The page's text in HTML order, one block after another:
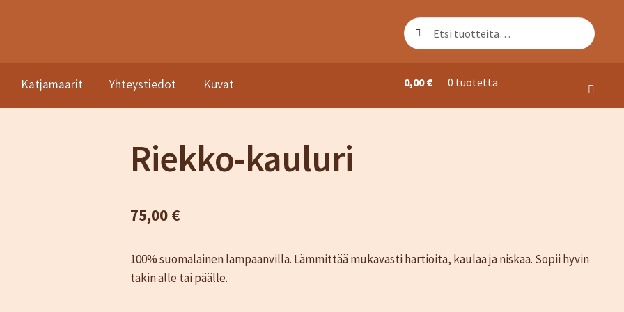
Etsi:
Haku
Katjamaarit Yhteystiedot Kuvat
KassaKatjamaaritNaisten vaatteetNeuleetOma tiliOstoskori
0,00€ 0 tuotetta
Riekko-kauluri
75,00 €
100% suomalainen lampaanvilla. Lämmittää mukavasti hartioita, kaulaa ja niskaa. Sopii hyvin
takin alle tai päälle.